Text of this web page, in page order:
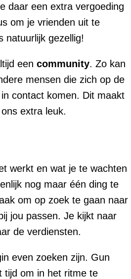
daar een extra vergoeding
om je vrienden uit te
natuurlijk gezellig!
een community. Zo kan
mensen die zich op de
contact komen. Dit maakt
extra leuk.
werkt en wat je te wachten
nog maar één ding te
om op zoek te gaan naar
jou passen. Je kijkt naar
de verdiensten.
even zoeken zijn. Gun
tijd om in het ritme te